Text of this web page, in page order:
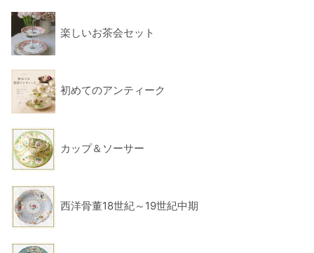
楽しいお茶会セット
初めてのアンティーク
カップ＆ソーサー
西洋骨董18世紀～19世紀中期